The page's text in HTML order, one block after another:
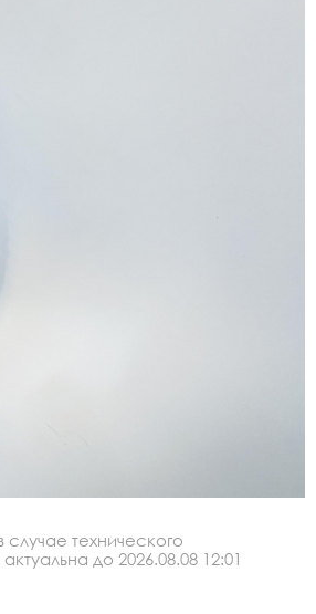
технического
до 2026.08.08 12:01